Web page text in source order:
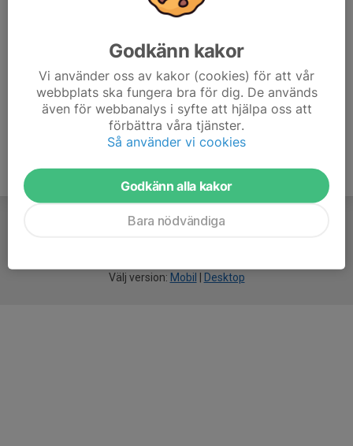
Välj version: Mobil Desktop
Godkänn kakor
Vi använder oss av kakor (cookies) för att vår
webbplats ska fungera bra för dig. De används
även för webbanalys i syfte att hjälpa oss att
förbättra våra tjänster.
Så använder vi cookies
Godkänn alla kakor
Bara nödvändiga